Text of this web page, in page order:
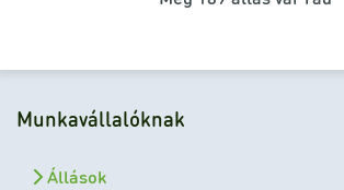
Munkavállalóknak
Állások